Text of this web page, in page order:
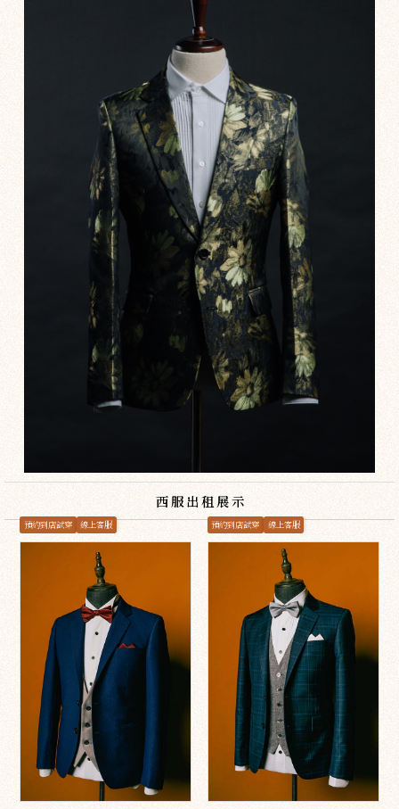
西服出租展示
預約到店試穿 線上客服 預約到店試穿 線上客服